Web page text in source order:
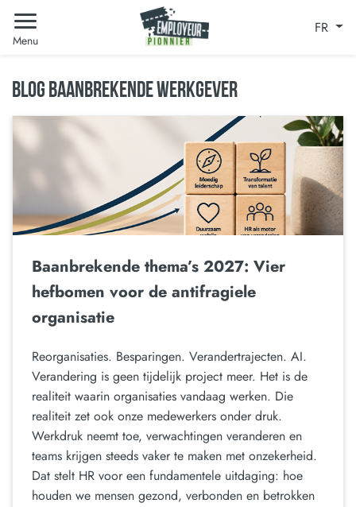
Menu
FR
BLOG BAANBREKENDE WERKGEVER
Baanbrekende thema’s 2027: Vier
hefbomen voor de antifragiele
organisatie
Reorganisaties. Besparingen. Verandertrajecten. AI.
Verandering is geen tijdelijk project meer. Het is de
realiteit waarin organisaties vandaag werken. Die
realiteit zet ook onze medewerkers onder druk.
Werkdruk neemt toe, verwachtingen veranderen en
teams krijgen steeds vaker te maken met onzekerheid.
Dat stelt HR voor een fundamentele uitdaging: hoe
houden we mensen gezond, verbonden en betrokken